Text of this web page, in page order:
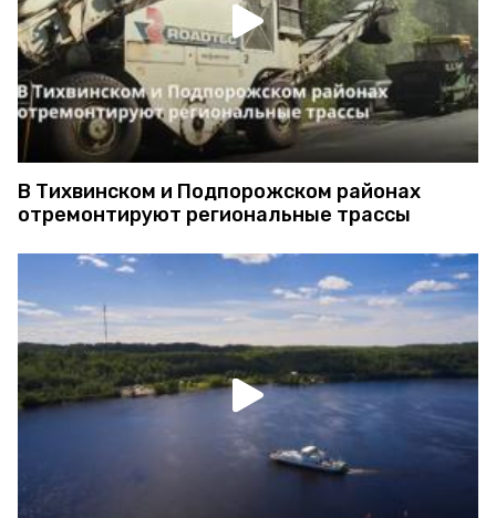
В Тихвинском и Подпорожском районах
отремонтируют региональные трассы